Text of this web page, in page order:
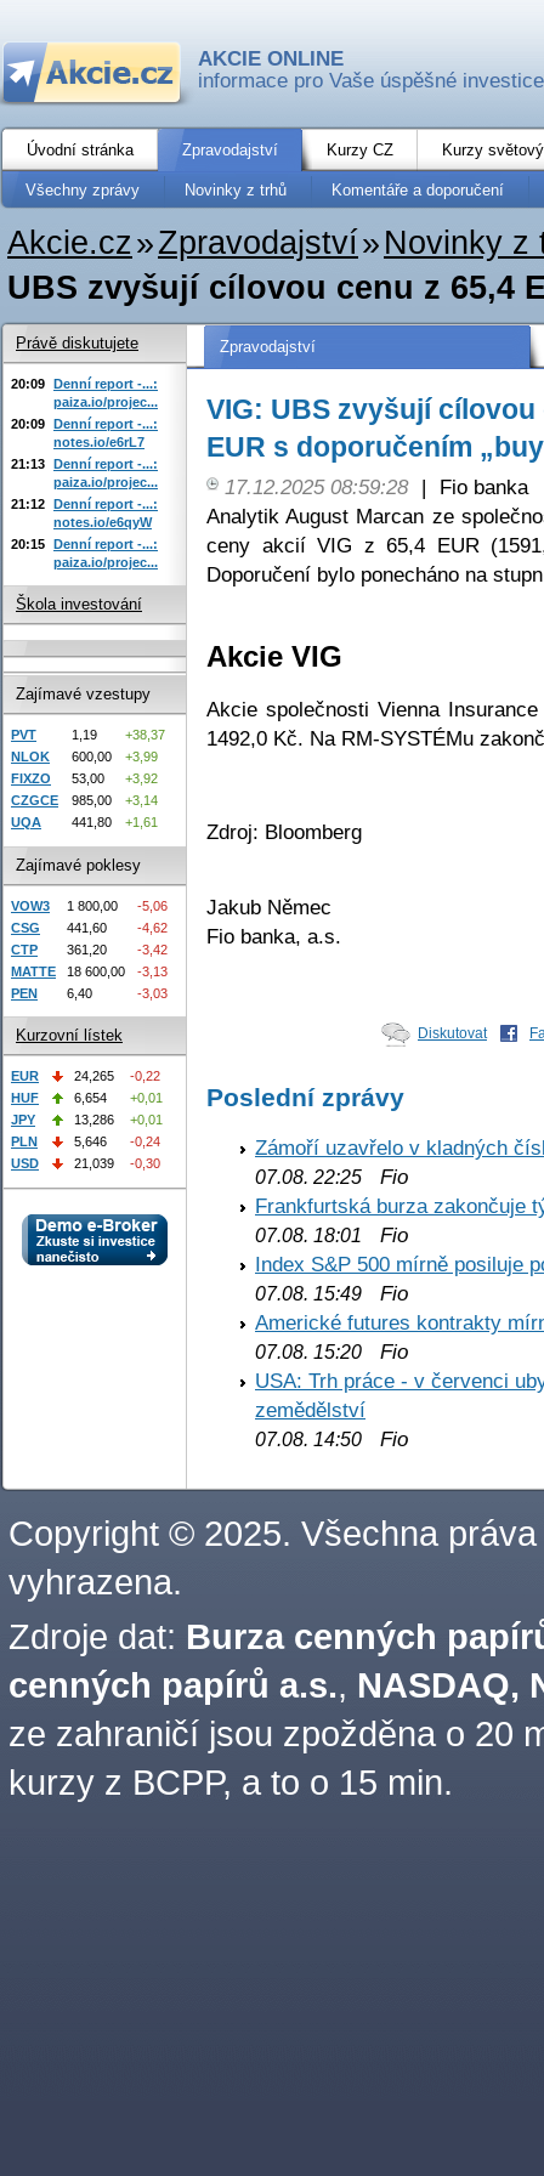
AKCIE ONLINE
informace pro Vaše úspěšné investice
Úvodní stránka Zpravodajství Kurzy CZ Kurzy
Všechny zprávy Novinky z trhů Komentáře a doporučení
Akcie.cz»Zpravodajství» Novinky z
UBS zvyšují cílovou cenu z 65,4
Zpravodajství
VIG: UBS zvyšují cílovou
EUR s doporučením
17.12.2025 08:59:28 |
Fio banka
Analytik August Marcan ze
ceny akcií VIG z 65,4 EUR
Doporučení bylo ponecháno na
Akcie VIG
Akcie společnosti Vienna
1492,0 Kč. Na RM-SYSTÉMu
Zdroj: Bloomberg
Jakub Němec
Fio banka, a.s.
Diskutovat
Poslední zprávy
Zámoří uzavřelo v kladných
07.08. 22:25 Fio
Frankfurtská burza zakončuje
07.08. 18:01
Fio
Index S&P 500 mírně posiluje
07.08. 15:49 Fio
Americké futures kontrakty
07.08. 15:20 Fio
USA: Trh práce - v červenci
zemědělství
07.08. 14:50 Fio
Právě diskutujete
20:09 Denní report -...:
paiza.io/projec...
20:09 Denní report -...:
notes.io/e6rL7
21:13 Denní report -...:
paiza.io/projec...
21:12 Denní report -...:
notes.io/e6qyW
20:15 Denní report -...:
paiza.io/projec...
Škola investování
Zajímavé vzestupy
PVT 1,19
+38,37
NLOK
600,00
+3,99
FIXZO
53,00
+3,92
CZGCE
985,00
+3,14
UQA
441,80 +1,61
Zajímavé poklesy
VOW3 1 800,00
-5,06
CSG
441,60
-4,62
CTP
361,20
-3,42
MATTE
18 600,00
-3,13
PEN
6,40 -3,03
Kurzovní lístek
EUR 24,265
-0,22
HUF
6,654
+0,01
JPY
13,286
+0,01
PLN
5,646
-0,24
USD
21,039 -0,30
Copyright © 2025. Všechna práva
vyhrazena.
Zdroje dat: Burza cenných
cenných papírů a.s., NASDAQ,
ze zahraničí jsou zpožděna o 20
kurzy z BCPP, a to o 15 min.